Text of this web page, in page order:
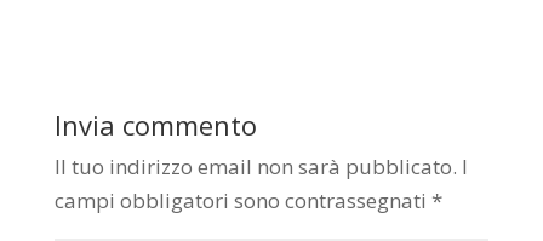
Invia commento
Il tuo indirizzo email non sarà pubblicato. I
campi obbligatori sono contrassegnati *